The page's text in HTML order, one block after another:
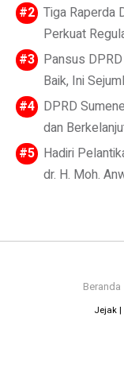
Tiga Raperda
Perkuat
Pansus
Baik, Ini
DPRD
dan
Hadiri
dr. H. Moh.
Beranda
Jejak |